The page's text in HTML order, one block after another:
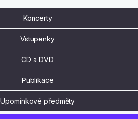
Koncerty
Vstupenky
CD a DVD
Publikace
Upomínkové předměty